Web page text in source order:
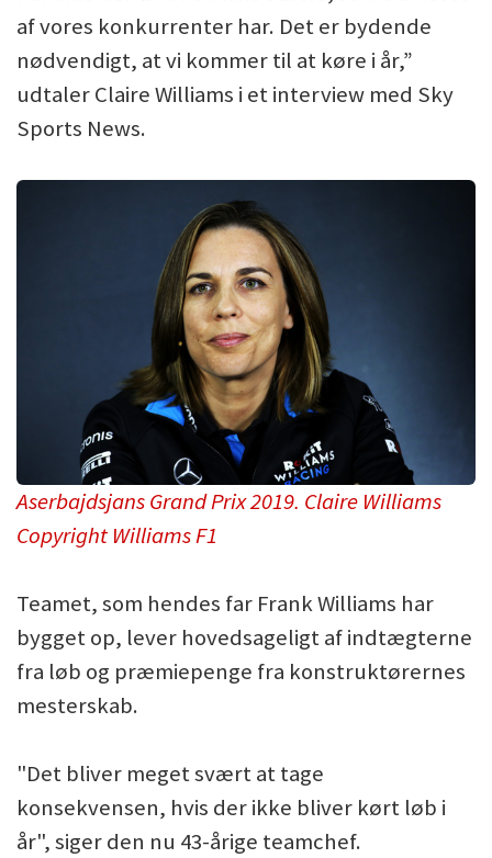
af vores konkurrenter har. Det er bydende
nødvendigt, at vi kommer til at køre i år,”
udtaler Claire Williams i et interview med Sky
Sports News.
Aserbajdsjans Grand Prix 2019. Claire Williams
Copyright Williams F1
Teamet, som hendes far Frank Williams har
bygget op, lever hovedsageligt af indtægterne
fra løb og præmiepenge fra konstruktørernes
mesterskab.
"Det bliver meget svært at tage
konsekvensen, hvis der ikke bliver kørt løb i
år", siger den nu 43-årige teamchef.